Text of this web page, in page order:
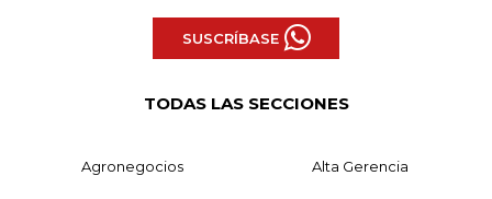
SUSCRÍBASE
TODAS LAS SECCIONES
Agronegocios Alta Gerencia